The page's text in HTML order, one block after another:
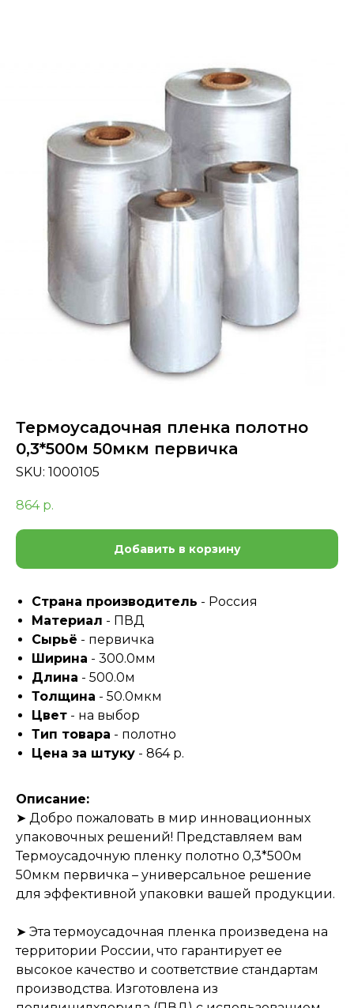
Термоусадочная пленка полотно
0,3*500м 50мкм первичка
SKU: 1000105
864 р.
Добавить в корзину
Страна производитель - Россия
Материал - ПВД
Сырьё - первичка
Ширина - 300.0мм
Длина - 500.0м
Толщина - 50.0мкм
Цвет - на выбор
Тип товара - полотно
Цена за штуку - 864 р.
Описание:
➤ Добро пожаловать в мир инновационных
упаковочных решений! Представляем вам
Термоусадочную пленку полотно 0,3*500м
50мкм первичка – универсальное решение
для эффективной упаковки вашей продукции.
➤ Эта термоусадочная пленка произведена на
территории России, что гарантирует ее
высокое качество и соответствие стандартам
производства. Изготовлена из